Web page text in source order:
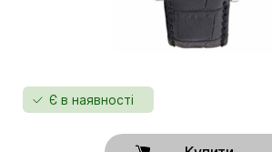
Є в наявності